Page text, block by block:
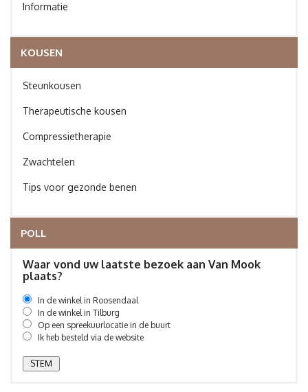
Informatie
KOUSEN
Steunkousen
Therapeutische kousen
Compressietherapie
Zwachtelen
Tips voor gezonde benen
POLL
Waar vond uw laatste bezoek aan Van Mook
plaats?
In de winkel in Roosendaal
In de winkel in Tilburg
Op een spreekuurlocatie in de buurt
Ik heb besteld via de website